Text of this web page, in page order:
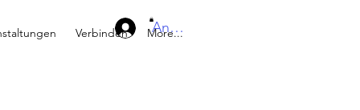
Verbinden More...
Anmelden